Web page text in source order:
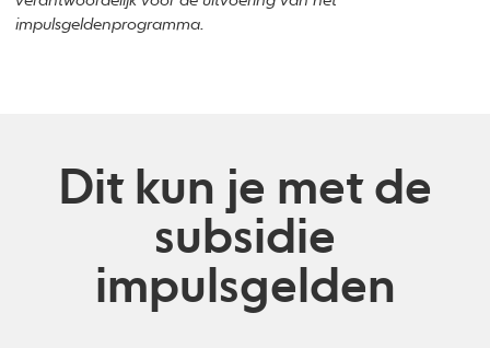
impulsgeldenprogramma.
Dit kun je met de
subsidie
impulsgelden